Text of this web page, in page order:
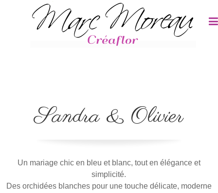
Sandra & Olivier
Un mariage chic en bleu et blanc, tout en élégance et
simplicité.
Des orchidées blanches pour une touche délicate, moderne
Panneau de gestion des cookies